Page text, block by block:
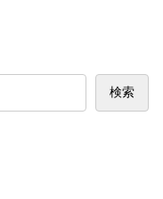
検索